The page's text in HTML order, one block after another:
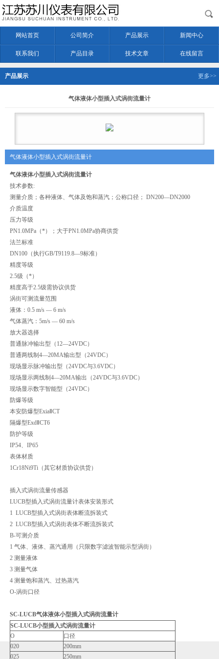
网站首页 公司简介 产品展示 新闻中心
联系我们 产品目录 技术文章 在线留言
产品展示 更多>>
气体液体小型插入式涡街流量计
气体液体小型插入式涡街流量计
气体液体小型插入式涡街流量计
技术参数:
测量介质；各种液体、气体及饱和蒸汽；公称口径； DN200—DN2000
介质温度
压力等级
PN1.0MPa（*）；大于PN1.0MPa协商供货
法兰标准
DN100（执行GB/T9119.8—9标准）
精度等级
2.5级（*）
精度高于2.5级需协议供货
涡街可测流量范围
液体：0.5 m/s — 6 m/s
气体蒸汽：5m/s — 60 m/s
放大器选择
普通脉冲输出型（12—24VDC）
普通两线制4—20MA输出型（24VDC）
现场显示脉冲输出型（24VDC与3.6VDC）
现场显示两线制4—20MA输出（24VDC与3.6VDC）
现场显示数字智能型（24VDC）
防爆等级
本安防爆型ExiaⅡCT
隔爆型ExdⅡCT6
防护等级
IP54、IP65
表体材质
1Cr18Ni9Ti（其它材质协议供货）
插入式涡街流量传感器
LUCB型插入式涡街流量计表体安装形式
1 LUCB型插入式涡街表体断流拆装式
2 LUCB型插入式涡街表体不断流拆装式
B-可测介质
1 气体、液体、蒸汽通用（只限数字滤波智能示型涡街）
2 测量液体
3 测量气体
4 测量饱和蒸汽、过热蒸汽
O-涡街口径
SC-LUCB气体液体小型插入式涡街流量计
SC-LUCB小型插入式涡街流量计
O
口径
020
200mm
025
250mm